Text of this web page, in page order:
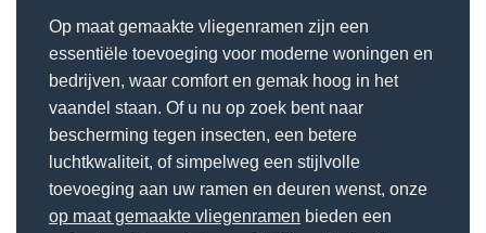
Op maat gemaakte vliegenramen zijn een
essentiële toevoeging voor moderne woningen en
bedrijven, waar comfort en gemak hoog in het
vaandel staan. Of u nu op zoek bent naar
bescherming tegen insecten, een betere
luchtkwaliteit, of simpelweg een stijlvolle
toevoeging aan uw ramen en deuren wenst, onze
op maat gemaakte vliegenramen bieden een